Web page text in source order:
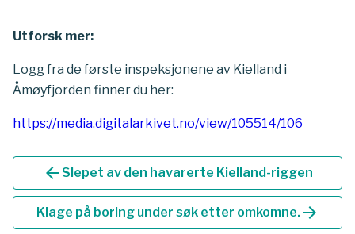
Utforsk mer:
Logg fra de første inspeksjonene av Kielland i
Åmøyfjorden finner du her:
https://media.digitalarkivet.no/view/105514/106
arrow_back Slepet av den havarerte Kielland-riggen
Klage på boring under søk etter omkomne.arrow_forward